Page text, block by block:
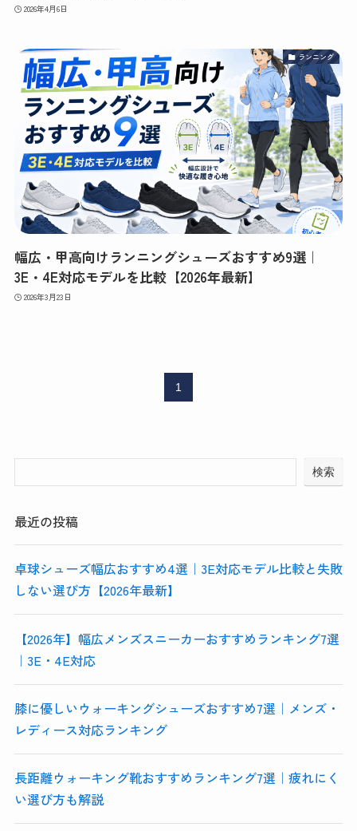
2026年4月6日
ランニング
幅広・甲高向けランニングシューズおすすめ9選｜
3E・4E対応モデルを比較【2026年最新】
2026年3月23日
1
検索
最近の投稿
卓球シューズ幅広おすすめ4選｜3E対応モデル比較と失敗
しない選び方【2026年最新】
【2026年】幅広メンズスニーカーおすすめランキング7選
｜3E・4E対応
膝に優しいウォーキングシューズおすすめ7選｜メンズ・
レディース対応ランキング
長距離ウォーキング靴おすすめランキング7選｜疲れにく
い選び方も解説